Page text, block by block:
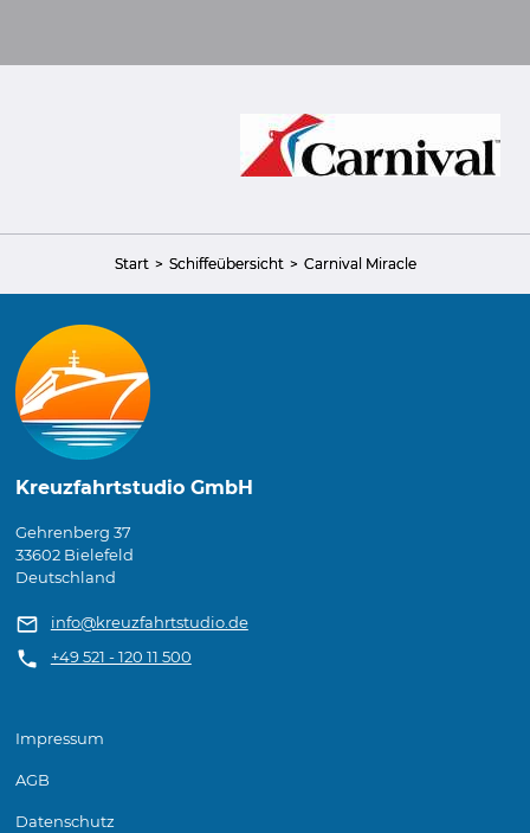
Start Schiffeübersicht Carnival Miracle
Kreuzfahrtstudio GmbH
Gehrenberg 37
33602 Bielefeld
Deutschland
info@kreuzfahrtstudio.de
+49 521 - 120 11 500
Impressum
AGB
Datenschutz